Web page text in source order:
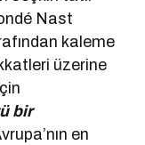
Nast
kaleme
üzerine
bir
en